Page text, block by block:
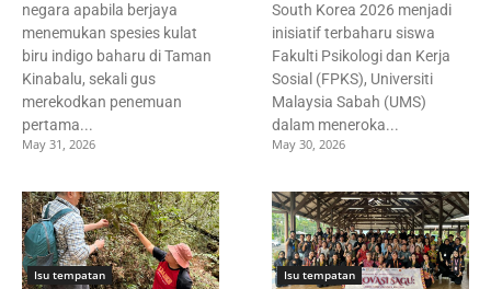
negara apabila berjaya
menemukan spesies kulat
biru indigo baharu di Taman
Kinabalu, sekali gus
merekodkan penemuan
pertama...
May 31, 2026
South Korea 2026 menjadi
inisiatif terbaharu siswa
Fakulti Psikologi dan Kerja
Sosial (FPKS), Universiti
Malaysia Sabah (UMS)
dalam meneroka...
May 30, 2026
Isu tempatan Isu tempatan